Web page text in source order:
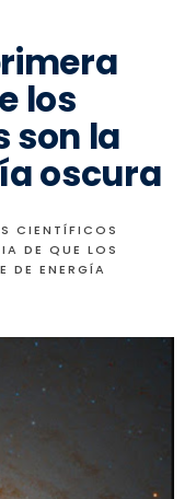
los
son la
oscura
CIENTÍFICOS
DE QUE LOS
DE ENERGÍA